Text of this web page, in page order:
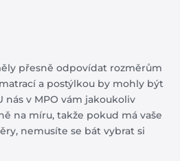
přesně odpovídat rozměrům
a postýlkou by mohly být
v MPO vám jakoukoliv
na míru, takže pokud má vaše
nemusíte se bát vybrat si